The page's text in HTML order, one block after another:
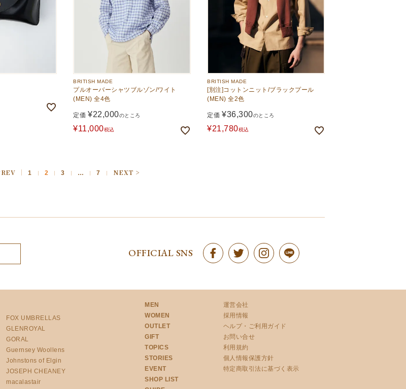
BRITISH MADE
プルオーバーシャツブルゾン/ワイト
(MEN) 全4色
定価 ¥22,000のところ
¥11,000税込
BRITISH MADE
[別注]コットンニット/ブラックプール
(MEN) 全2色
定価 ¥36,300のところ
¥21,780税込
1 2 3 … 7
OFFICIAL SNS
FOX UMBRELLAS
GLENROYAL
GORAL
Guernsey Woollens
Johnstons of Elgin
JOSEPH CHEANEY
macalastair
MEN
WOMEN
OUTLET
GIFT
TOPICS
STORIES
EVENT
SHOP LIST
運営会社
採用情報
ヘルプ・ご利用ガイド
お問い合せ
利用規約
個人情報保護方針
特定商取引法に基づく表示